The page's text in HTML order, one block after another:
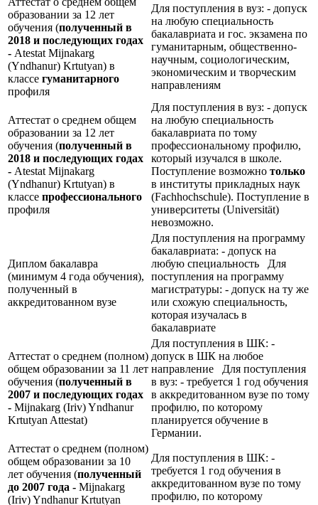
образовании за 12 лет
обучения (полученный в
2018 и последующих годах
- Atestat Mijnakarg
(Yndhanur) Krtutyan) в
классе гуманитарного
профиля
Для поступления в вуз: - допуск
на любую специальность
бакалавриата и гос. экзамена по
гуманитарным, общественно-
научным, социологическим,
экономическим и творческим
направлениям
Аттестат о среднем общем
образовании за 12 лет
обучения (полученный в
2018 и последующих годах
- Atestat Mijnakarg
(Yndhanur) Krtutyan) в
классе профессионального
профиля
Для поступления в вуз: - допуск
на любую специальность
бакалавриата по тому
профессиональному профилю,
который изучался в школе.
Поступление возможно только
в институты прикладных наук
(Fachhochschule). Поступление в
университеты (Universität)
невозможно.
Диплом бакалавра
(минимум 4 года обучения),
полученный в
аккредитованном вузе
Для поступления на программу
бакалавриата: - допуск на
любую специальность Для
поступления на программу
магистратуры: - допуск на ту же
или схожую специальность,
которая изучалась в
бакалавриате
Аттестат о среднем (полном)
общем образовании за 11 лет
обучения (полученный в
2007 и последующих годах
- Mijnakarg (Iriv) Yndhanur
Krtutyan Attestat)
Для поступления в ШК: -
допуск в ШК на любое
направление Для поступления
в вуз: - требуется 1 год обучения
в аккредитованном вузе по тому
профилю, по которому
планируется обучение в
Германии.
Аттестат о среднем (полном)
общем образовании за 10
лет обучения (полученный
до 2007 года - Mijnakarg
(Iriv) Yndhanur Krtutyan
Для поступления в ШК: -
требуется 1 год обучения в
аккредитованном вузе по тому
профилю, по которому